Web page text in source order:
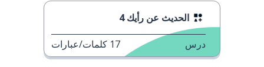
الحديث عن رأيك 4
درس 17 كلمات/عبارات